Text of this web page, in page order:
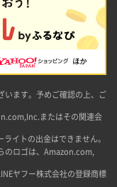
ます。予めご確認の上、ご
またはその関連会
イトの出金はできません。
のロゴは、Amazon.com,
ヤフー株式会社の登録商標